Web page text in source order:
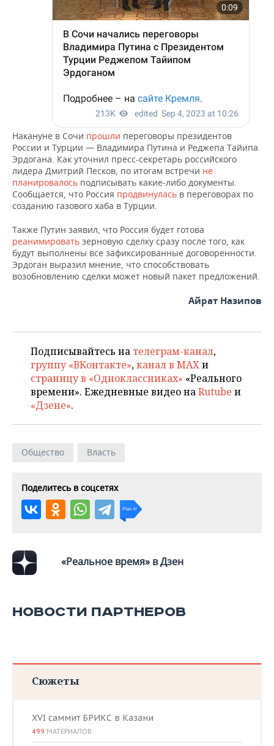
Накануне в Сочи прошли переговоры президентов
России и Турции — Владимира Путина и Реджепа Тайипа
Эрдогана. Как уточнил пресс-секретарь российского
лидера Дмитрий Песков, по итогам встречи не
планировалось подписывать какие-либо документы.
Сообщается, что Россия продвинулась в переговорах по
созданию газового хаба в Турции.
Также Путин заявил, что Россия будет готова
реанимировать зерновую сделку сразу после того, как
будут выполнены все зафиксированные договоренности.
Эрдоган выразил мнение, что способствовать
возобновлению сделки может новый пакет предложений.
Айрат Назипов
Подписывайтесь на телеграм-канал,
группу «ВКонтакте»,канал в MAXи
страницу в «Одноклассниках» «Реального
времени». Ежедневные видео наRutube и
«Дзене».
Общество Власть
Поделитесь в соцсетях
«Реальное время» в Дзен
НОВОСТИ ПАРТНЕРОВ
Сюжеты
XVI саммит БРИКС в Казани
499 МАТЕРИАЛОВ